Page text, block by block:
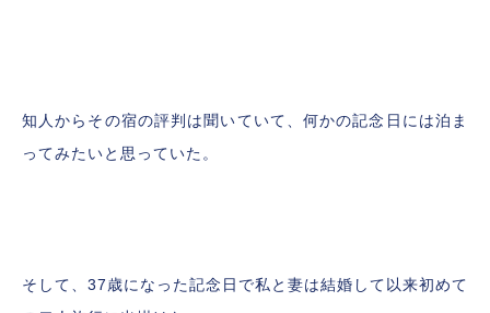
知人からその宿の評判は聞いていて、何かの記念日には泊ま
ってみたいと思っていた。
そして、37歳になった記念日で私と妻は結婚して以来初めて